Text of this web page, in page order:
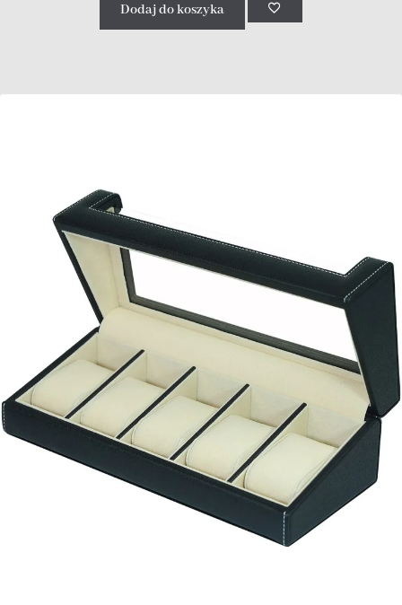
Dodaj do koszyka